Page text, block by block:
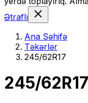
Ətraflı
Ana Səhifə
Təkərlər
245/62R17
245/62R17